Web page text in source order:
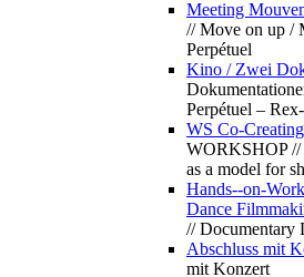
Meeting
// Move on up /
Perpétuel
Kino / Zwei
Perpétuel –
WS Co-
WORKSHOP //
as a model for
Hands--on-
Dance
// Documentary
Abschluss mit
mit Konzert